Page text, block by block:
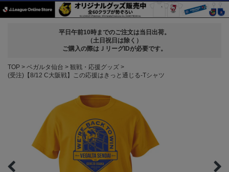
平日午前10時までのご注文は当日出荷。
（土日祝日は除く）
ご購入の際はＪリーグIDが必要です。
TOP ベガルタ仙台
観戦・応援グッズ
(受注)【8/12 C大阪戦】この応援はきっと通じる-Tシャツ